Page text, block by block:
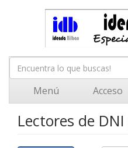
Menú Acceso
Lectores de DNI